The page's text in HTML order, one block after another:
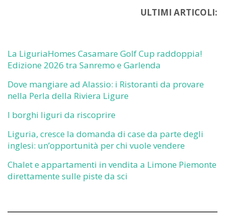
ULTIMI ARTICOLI:
La LiguriaHomes Casamare Golf Cup raddoppia!
Edizione 2026 tra Sanremo e Garlenda
Dove mangiare ad Alassio: i Ristoranti da provare
nella Perla della Riviera Ligure
I borghi liguri da riscoprire
Liguria, cresce la domanda di case da parte degli
inglesi: un’opportunità per chi vuole vendere
Chalet e appartamenti in vendita a Limone Piemonte
direttamente sulle piste da sci